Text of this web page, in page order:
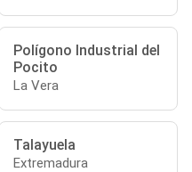
Polígono Industrial del
Pocito
La Vera
Talayuela
Extremadura